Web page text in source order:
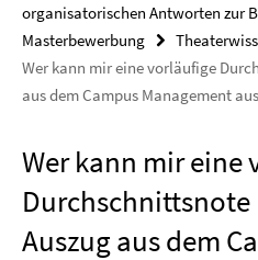
organisatorischen Antworten zur
Masterbewerbung
Wer kann mir eine vorläufige
aus dem Campus Management
Wer kann mir eine
Durchschnittsnote
Auszug aus dem